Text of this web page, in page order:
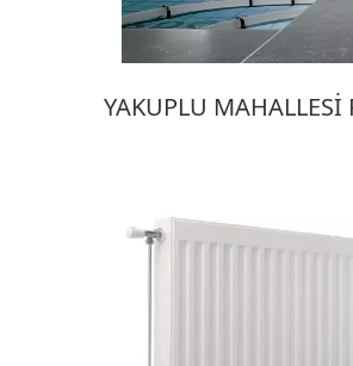
YAKUPLU MAHALLESI